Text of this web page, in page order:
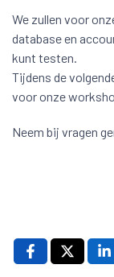
We zullen voor
database en
kunt testen.
Tijdens de
voor onze
Neem bij vragen